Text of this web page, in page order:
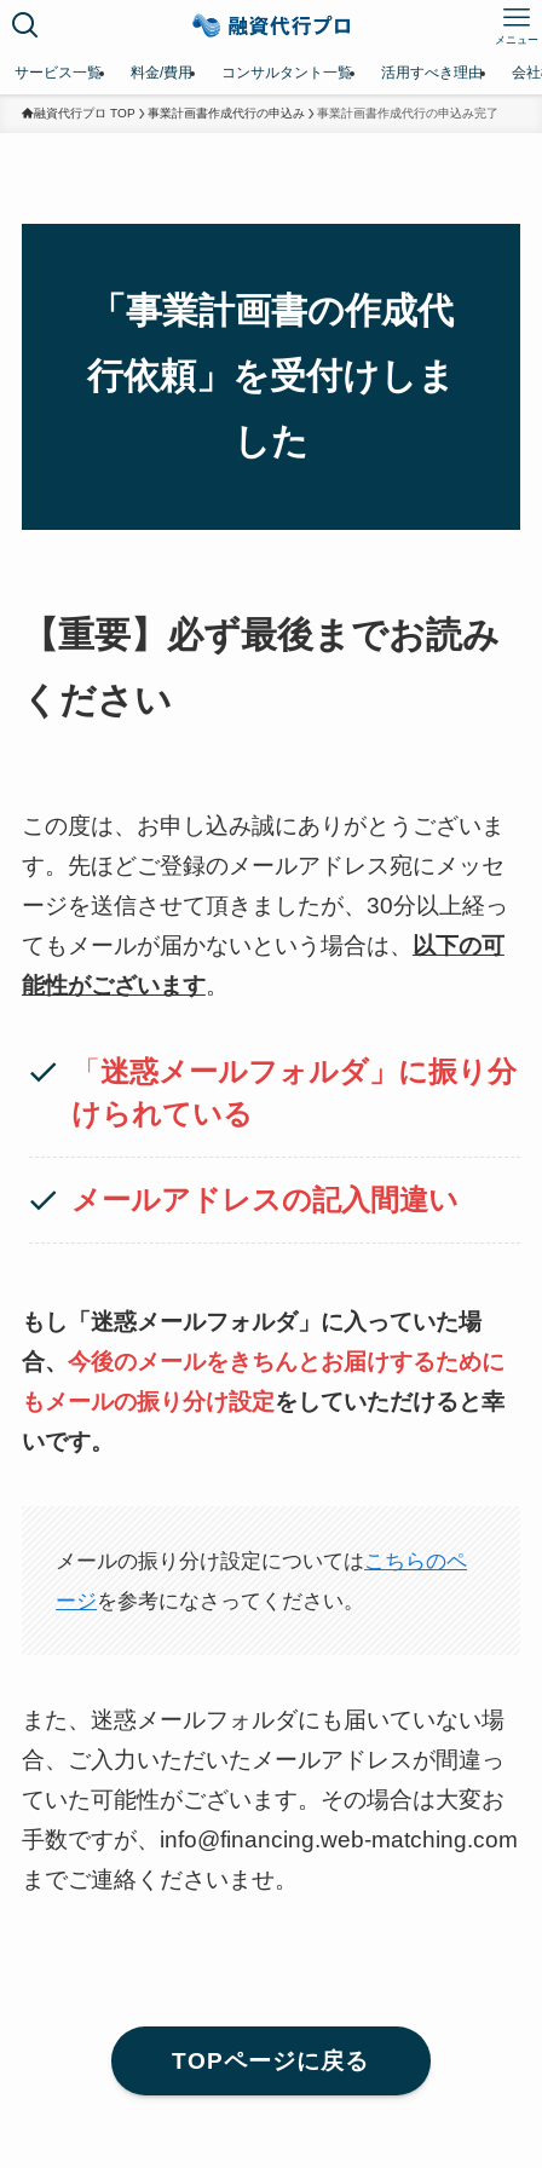
メニュー
サービス一覧 料金/費用 コンサルタント一覧 活用すべき理由 会
融資代行プロ TOP 事業計画書作成代行の申込み 事業計画書作成代行の申込み完了
「事業計画書の作成代
行依頼」を受付けしま
した
【重要】必ず最後までお読み
ください
この度は、お申し込み誠にありがとうございま
す。先ほどご登録のメールアドレス宛にメッセ
ージを送信させて頂きましたが、30分以上経っ
てもメールが届かないという場合は、
以下の可
能性がございます。
「迷惑メールフォルダ」に振り分
けられている
メールアドレスの記入間違い
もし「迷惑メールフォルダ」に入っていた場
合、 今後のメールをきちんとお届けするために
もメールの振り分け設定をしていただけると幸
いです。
メールの振り分け設定についてはこちらのペ
ージを参考になさってください。
また、迷惑メールフォルダにも届いていない場
合、ご入力いただいたメールアドレスが間違っ
ていた可能性がございます。その場合は大変お
手数ですが、info@financing.web-matching.com
までご連絡くださいませ。
TOPページに戻る